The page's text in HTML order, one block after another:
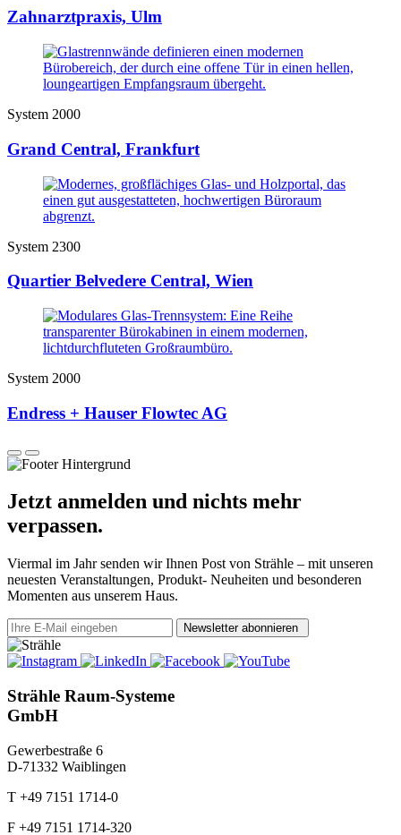
Zahnarztpraxis, Ulm
System 2000
Grand Central, Frankfurt
System 2300
Quartier Belvedere Central, Wien
System 2000
Endress + Hauser Flowtec AG
Jetzt anmelden und nichts mehr
verpassen.
Viermal im Jahr senden wir Ihnen Post von Strähle – mit unseren
neuesten Veranstaltungen, Produkt- Neuheiten und besonderen
Momenten aus unserem Haus.
Newsletter abonnieren
Strähle Raum-Systeme
GmbH
Gewerbestraße 6
D-71332 Waiblingen
T +49 7151 1714-0
F +49 7151 1714-320